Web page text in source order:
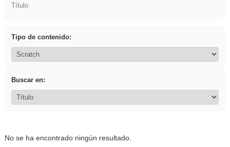
Título
Tipo de contenido:
Buscar en:
No se ha encontrado ningún resultado.